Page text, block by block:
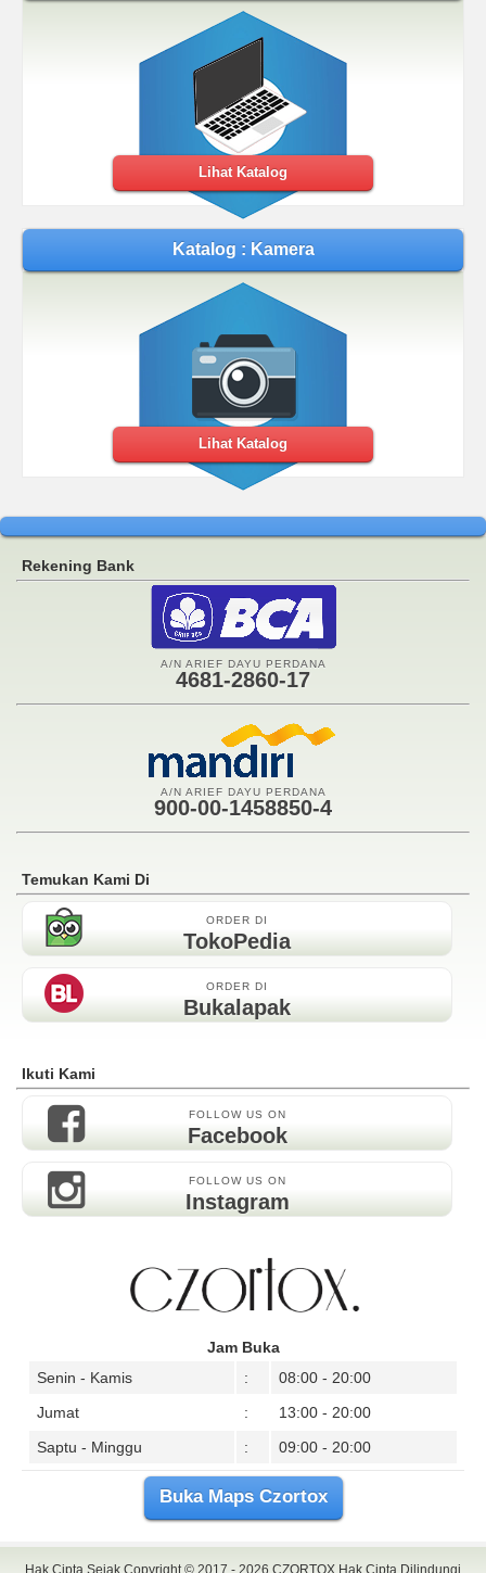
Lihat Katalog
Katalog : Kamera
Lihat Katalog
Rekening Bank
A/N ARIEF DAYU PERDANA
4681-2860-17
A/N ARIEF DAYU PERDANA
900-00-1458850-4
Temukan Kami Di
ORDER DI
TokoPedia
ORDER DI
Bukalapak
Ikuti Kami
FOLLOW US ON
Facebook
FOLLOW US ON
Instagram
Jam Buka
Senin - Kamis
:
08:00 - 20:00
Jumat
:
13:00 - 20:00
Saptu - Minggu
: 09:00 - 20:00
Buka Maps Czortox
Hak Cipta Sejak Copyright © 2017 - 2026 CZORTOX Hak Cipta Dilindungi